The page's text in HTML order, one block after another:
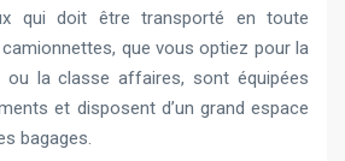
qui doit être transporté en toute
que vous optiez pour la
ou la classe affaires, sont équipées
et disposent d’un grand espace
bagages.